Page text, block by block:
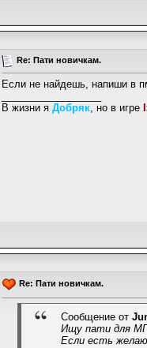
Re: Пати новичкам.
Если не найдешь, напиши в
В жизни я Добряк, но в игре
Re: Пати новичкам.
Сообщение от
Ищу пати для МГ
Если есть